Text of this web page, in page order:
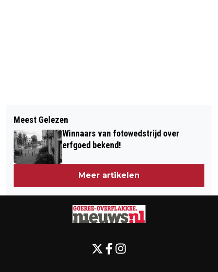
KANSEN VOOR HET OOSTEN VAN GO
CUBAANSE AMBASSADEUR BEZOEKT
EILAND
Meest Gelezen
Winnaars van fotowedstrijd over
erfgoed bekend!
Meer artikelen